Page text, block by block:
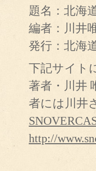
題名：北海
編者：川井
発行：北
下記サイト
著者・川井
者には川井
http://